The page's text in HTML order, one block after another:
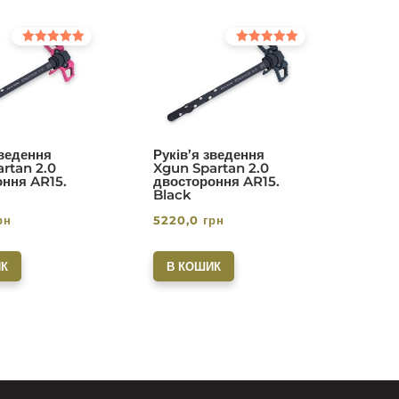
2.0
AR15.
Оцінено в
з 5
Руків’я зведення
Xgun Spartan 2.0
двостороння AR15.
Black
Оцінено в
з 5
5220,0 грн
В КОШИК